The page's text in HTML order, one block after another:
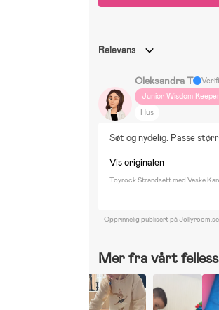
Relevans
Oleksandra T
Junior Wisdom
Hus
Søt og nydelig. Passe
Vis originalen
Toyrock Strandsett med Veske
Opprinnelig publisert på
Mer fra vårt